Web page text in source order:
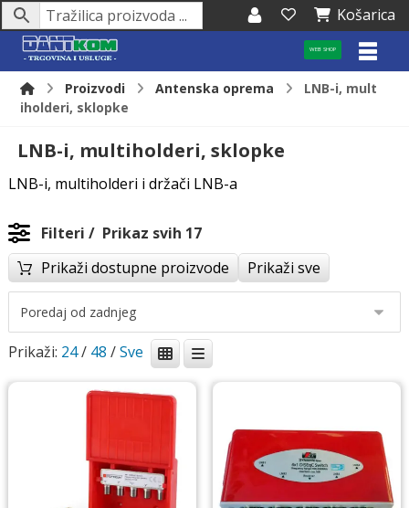
Košarica
WEB SHOP
Proizvodi Antenska oprema
LNB-i, mult
iholderi, sklopke
LNB-i, multiholderi, sklopke
LNB-i, multiholderi i držači LNB-a
Filteri
Prikaz svih 17
Prikaži dostupne proizvode
Prikaži sve
Prikaži: 24/ 48 /